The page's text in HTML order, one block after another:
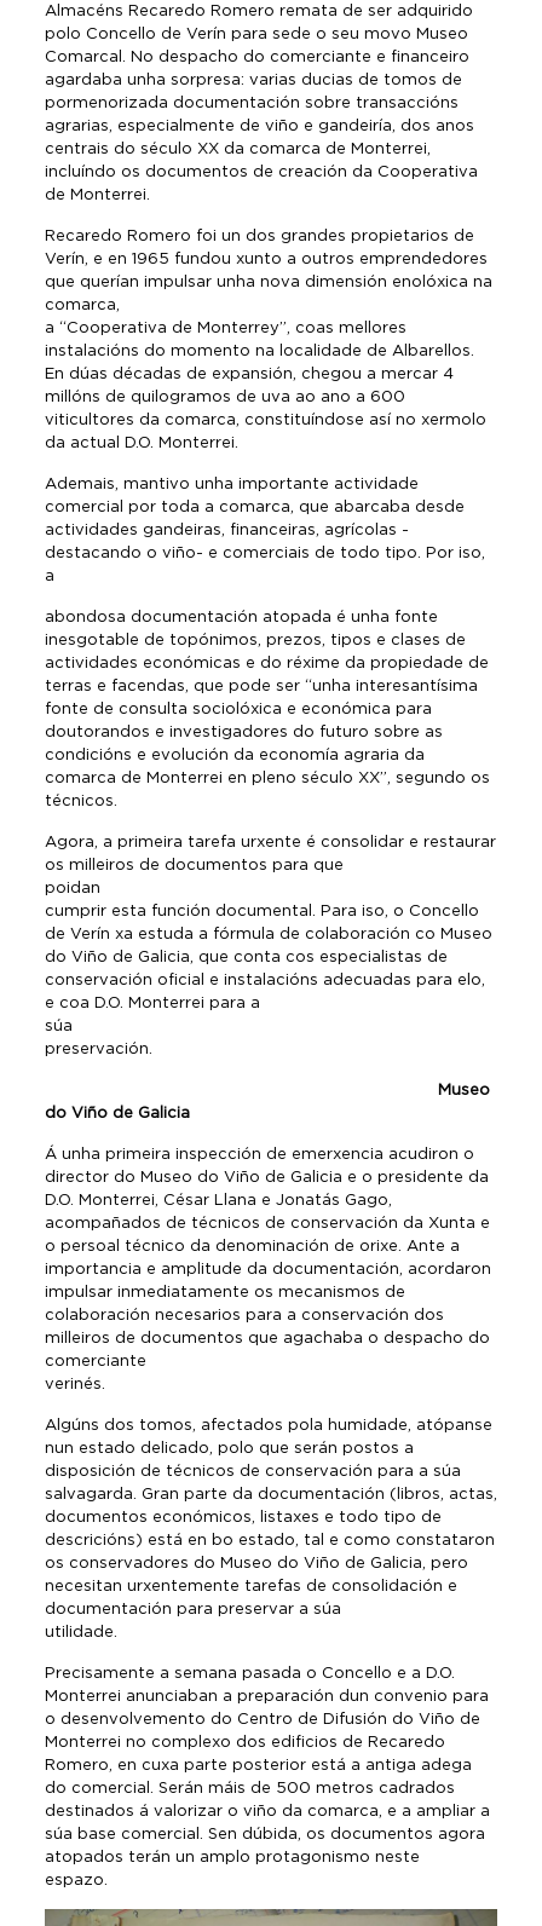
Almacéns Recaredo Romero remata de ser adquirido
polo Concello de Verín para sede o seu movo Museo
Comarcal. No despacho do comerciante e financeiro
agardaba unha sorpresa: varias ducias de tomos de
pormenorizada documentación sobre transaccións
agrarias, especialmente de viño e gandeiría, dos anos
centrais do século XX da comarca de Monterrei,
incluíndo os documentos de creación da Cooperativa
de Monterrei.
Recaredo Romero foi un dos grandes propietarios de
Verín, e en 1965 fundou xunto a outros emprendedores
que querían impulsar unha nova dimensión enolóxica na
comarca,
a “Cooperativa de Monterrey”, coas mellores
instalacións do momento na localidade de Albarellos.
En dúas décadas de expansión, chegou a mercar 4
millóns de quilogramos de uva ao ano a 600
viticultores da comarca, constituíndose así no xermolo
da actual D.O. Monterrei.
Ademais, mantivo unha importante actividade
comercial por toda a comarca, que abarcaba desde
actividades gandeiras, financeiras, agrícolas -
destacando o viño- e comerciais de todo tipo. Por iso,
a
abondosa documentación atopada é unha fonte
inesgotable de topónimos, prezos, tipos e clases de
actividades económicas e do réxime da propiedade de
terras e facendas, que pode ser “unha interesantísima
fonte de consulta sociolóxica e económica para
doutorandos e investigadores do futuro sobre as
condicións e evolución da economía agraria da
comarca de Monterrei en pleno século XX”, segundo os
técnicos.
Agora, a primeira tarefa urxente é consolidar e restaurar
os milleiros de documentos para que
poidan
cumprir esta función documental. Para iso, o Concello
de Verín xa estuda a fórmula de colaboración co Museo
do Viño de Galicia, que conta cos especialistas de
conservación oficial e instalacións adecuadas para elo,
e coa D.O. Monterrei para a
súa
Museo
do Viño de Galicia
Á unha primeira inspección de emerxencia acudiron o
director do Museo do Viño de Galicia e o presidente da
D.O. Monterrei, César Llana e Jonatás Gago,
acompañados de técnicos de conservación da Xunta e
o persoal técnico da denominación de orixe. Ante a
importancia e amplitude da documentación, acordaron
impulsar inmediatamente os mecanismos de
colaboración necesarios para a conservación dos
milleiros de documentos que agachaba o despacho do
comerciante
verinés.
Algúns dos tomos, afectados pola humidade, atópanse
nun estado delicado, polo que serán postos a
disposición de técnicos de conservación para a súa
salvagarda. Gran parte da documentación (libros, actas,
documentos económicos, listaxes e todo tipo de
descricións) está en bo estado, tal e como constataron
os conservadores do Museo do Viño de Galicia, pero
necesitan urxentemente tarefas de consolidación e
documentación para preservar a súa
utilidade.
Precisamente a semana pasada o Concello e a D.O.
Monterrei anunciaban a preparación dun convenio para
o desenvolvemento do Centro de Difusión do Viño de
Monterrei no complexo dos edificios de Recaredo
Romero, en cuxa parte posterior está a antiga adega
do comercial. Serán máis de 500 metros cadrados
destinados á valorizar o viño da comarca, e a ampliar a
súa base comercial. Sen dúbida, os documentos agora
atopados terán un amplo protagonismo neste
espazo.